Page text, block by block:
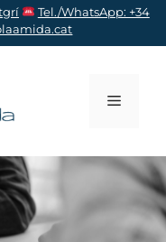
í
Tel./WhatsApp: +34